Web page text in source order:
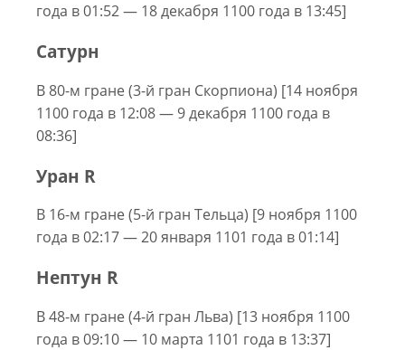
года в 01:52 — 18 декабря 1100 года в 13:45]
Сатурн
В 80-м гране (3-й гран Скорпиона) [14 ноября
1100 года в 12:08 — 9 декабря 1100 года в
08:36]
Уран R
В 16-м гране (5-й гран Тельца) [9 ноября 1100
года в 02:17 — 20 января 1101 года в 01:14]
Нептун R
В 48-м гране (4-й гран Льва) [13 ноября 1100
года в 09:10 — 10 марта 1101 года в 13:37]